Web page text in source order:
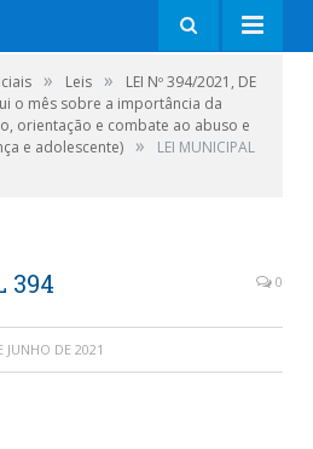
» Leis »
LEI Nº 394/2021, DE
o mês sobre a importância da
orientação e combate ao abuso e
e adolescente) »
LEI MUNICIPAL
394 0
JUNHO DE 2021